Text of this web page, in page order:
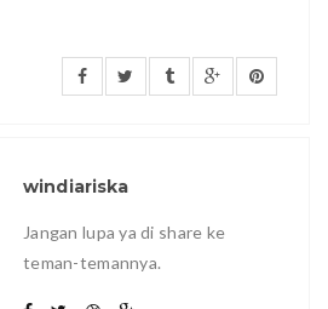
windiariska
Jangan lupa ya di share ke
teman-temannya.